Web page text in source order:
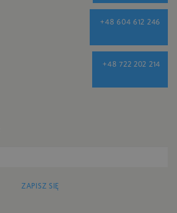
+48 604 612 246
+48 722 202 214
ZAPISZ SIĘ